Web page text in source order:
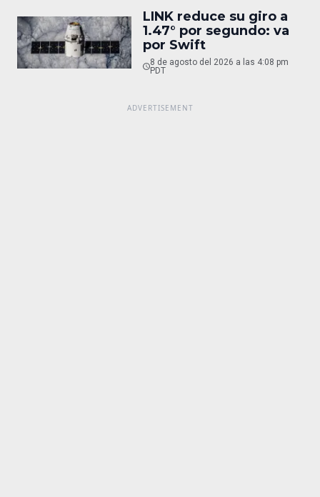
LINK reduce su giro a
1.47° por segundo: va
por Swift
8 de agosto del 2026 a las 4:08 pm
PDT